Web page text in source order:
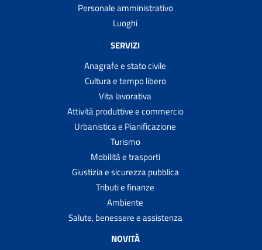
Personale amministrativo
Luoghi
SERVIZI
Anagrafe e stato civile
Cultura e tempo libero
Vita lavorativa
Attività produttive e commercio
Urbanistica e Pianificazione
Turismo
Mobilità e trasporti
Giustizia e sicurezza pubblica
Tributi e finanze
Ambiente
Salute, benessere e assistenza
NOVITÀ